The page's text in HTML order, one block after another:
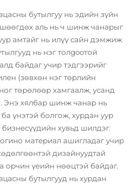
бутылгуу нь эдийн зүйн
аль нь ч шинж чанарыг
амтайг нь илүү сайн дэмжиж
нь нэг толgooтой
байдаг учир тэдгээрийг
(зөвхөн нэг төрлийн
төрөлөөр хамгаалж, усанд
Энэ хялбар шинж чанар нь
үнэтэй болгож, хурдан уур
бизнесүүдийн хувьд шилдэг.
материал ашигладаг учир
дизайнуудтай
орчин үеийн нөөцтэй байдаг.
бутылгууд нь хурдан